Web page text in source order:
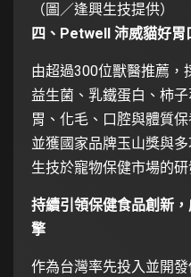
（圖／逢興生技提供）
四、Petwell 沛威貓好胃
由超過300位獸醫推薦，
益生菌、乳鐵蛋白、柿
胃、化毛、口腔與體質
並獲國家品牌玉山獎與
生技於寵物保健市場的
持續引領保健食品創新
擎
作為台灣率先投入並開